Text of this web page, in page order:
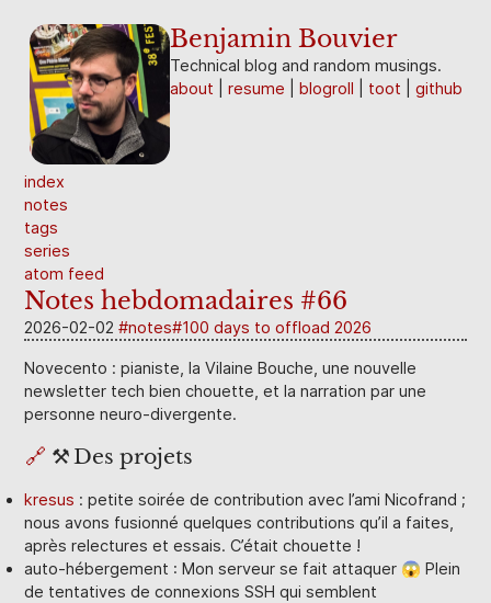
Benjamin Bouvier
Technical blog and random musings.
about
resume blogroll toot github
index
notes
tags
series
atom feed
Notes hebdomadaires #66
2026-02-02 notes 100 days to offload 2026
Novecento : pianiste, la Vilaine Bouche, une nouvelle
newsletter tech bien chouette, et la narration par une
personne neuro-divergente.
🔗 ⚒️ Des projets
kresus : petite soirée de contribution avec l’ami Nicofrand ;
nous avons fusionné quelques contributions qu’il a faites,
après relectures et essais. C’était chouette !
auto-hébergement : Mon serveur se fait attaquer 😱 Plein
de tentatives de connexions SSH qui semblent